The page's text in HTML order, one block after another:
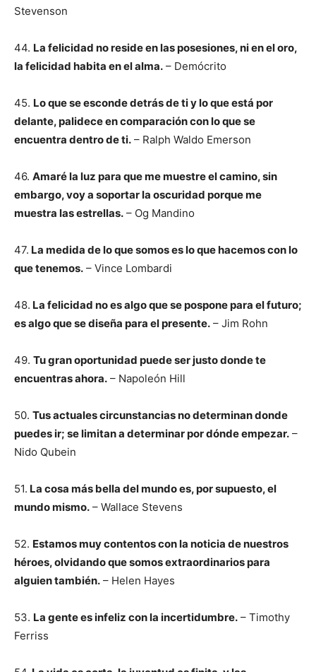
Stevenson
44. La felicidad no reside en las posesiones, ni en el oro,
la felicidad habita en el alma. – Demócrito
45. Lo que se esconde detrás de ti y lo que está por
delante, palidece en comparación con lo que se
encuentra dentro de ti. – Ralph Waldo Emerson
46. Amaré la luz para que me muestre el camino, sin
embargo, voy a soportar la oscuridad porque me
muestra las estrellas. – Og Mandino
47. La medida de lo que somos es lo que hacemos con lo
que tenemos. – Vince Lombardi
48. La felicidad no es algo que se pospone para el futuro;
es algo que se diseña para el presente. – Jim Rohn
49. Tu gran oportunidad puede ser justo donde te
encuentras ahora. – Napoleón Hill
50. Tus actuales circunstancias no determinan donde
puedes ir; se limitan a determinar por dónde empezar. –
Nido Qubein
51. La cosa más bella del mundo es, por supuesto, el
mundo mismo. – Wallace Stevens
52. Estamos muy contentos con la noticia de nuestros
héroes, olvidando que somos extraordinarios para
alguien también. – Helen Hayes
53. La gente es infeliz con la incertidumbre. – Timothy
Ferriss